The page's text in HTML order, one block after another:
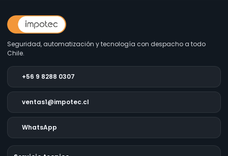
Seguridad, automatización y tecnología con despacho a todo
Chile.
+56 9 8288 0307
ventas1@impotec.cl
WhatsApp